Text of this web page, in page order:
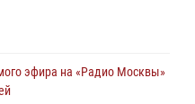
эфира на «Радио Москвы»